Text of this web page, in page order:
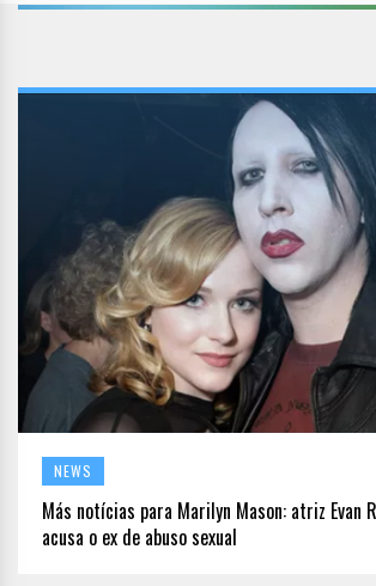
NEWS
Más notícias para Marilyn Mason: atriz Evan
acusa o ex de abuso sexual